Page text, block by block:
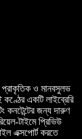
প্রাকৃতিক ও মানবসুলভ
একটি লাইব্রেরি
কনটেন্টের জন্য দারুণ
টাইমে প্রিভিউ
এক্সপোর্ট করতে